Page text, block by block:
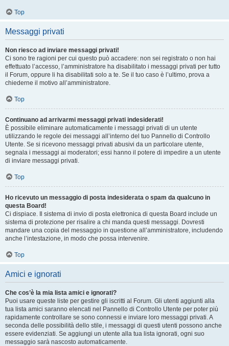
Top
Messaggi privati
Non riesco ad inviare messaggi privati!
Ci sono tre ragioni per cui questo può accadere: non sei registrato o non hai
effettuato l’accesso, l’amministratore ha disabilitato i messaggi privati per tutto
il Forum, oppure li ha disabilitati solo a te. Se il tuo caso è l’ultimo, prova a
chiederne il motivo all’amministratore.
Top
Continuano ad arrivarmi messaggi privati indesiderati!
È possibile eliminare automaticamente i messaggi privati ​​di un utente
utilizzando le regole dei messaggi all’interno del tuo Pannello di Controllo
Utente. Se si ricevono messaggi privati ​​abusivi da un particolare utente,
segnala i messaggi ai moderatori; essi hanno il potere di impedire a un utente
di inviare messaggi privati​​.
Top
Ho ricevuto un messaggio di posta indesiderata o spam da qualcuno in
questa Board!
Ci dispiace. Il sistema di invio di posta elettronica di questa Board include un
sistema di protezione per risalire a chi manda questi messaggi. Dovresti
mandare una copia del messaggio in questione all’amministratore, includendo
anche l’intestazione, in modo che possa intervenire.
Top
Amici e ignorati
Che cos’è la mia lista amici e ignorati?
Puoi usare queste liste per gestire gli iscritti al Forum. Gli utenti aggiunti alla
tua lista amici saranno elencati nel Pannello di Controllo Utente per poter più
rapidamente controllare se sono connessi e inviare loro messaggi privati. A
seconda delle possibilità dello stile, i messaggi di questi utenti possono anche
essere evidenziati. Se aggiungi un utente alla tua lista ignorati, ogni suo
messaggio sarà nascosto automaticamente.